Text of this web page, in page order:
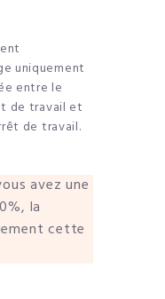
uniquement
entre le
de travail et
de travail.
avez une
la
cette